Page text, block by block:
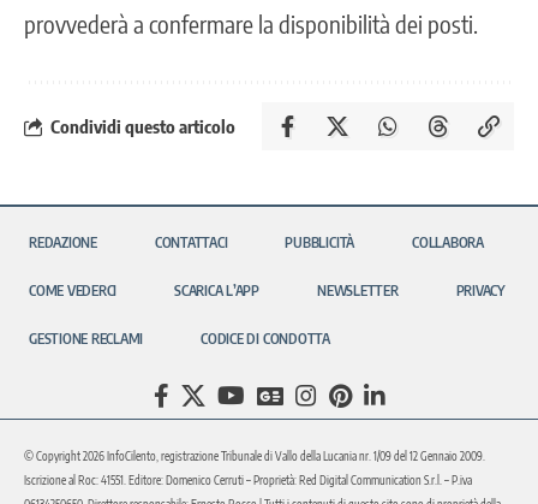
provvederà a confermare la disponibilità dei posti.
Condividi questo articolo
REDAZIONE CONTATTACI PUBBLICITÀ COLLABORA
COME VEDERCI SCARICA L’APP NEWSLETTER PRIVACY
GESTIONE RECLAMI CODICE DI CONDOTTA
© Copyright 2026 InfoCilento, registrazione Tribunale di Vallo della Lucania nr. 1/09 del 12 Gennaio 2009.
Iscrizione al Roc: 41551. Editore: Domenico Cerruti – Proprietà: Red Digital Communication S.r.l. – P.iva